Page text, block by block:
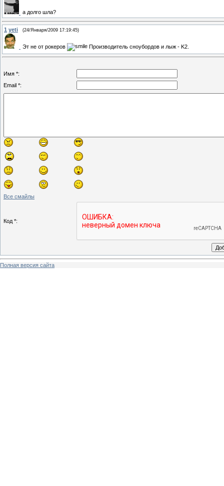
а долго шла?
1 yeti (24/Января/2009 17:19:45)
Эт не от рокеров Производитель сноубордов и лыж - K2.
Имя *:
Email *:
Все смайлы
Код *:
Полная версия сайта